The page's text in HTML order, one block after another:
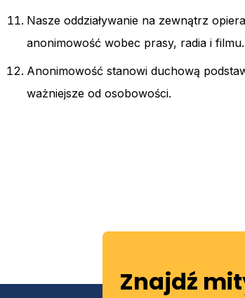
Nasze oddziaływanie na zewnątrz
anonimowość wobec prasy, radia i filmu.
Anonimowość stanowi duchową
ważniejsze od osobowości.
Znajdź